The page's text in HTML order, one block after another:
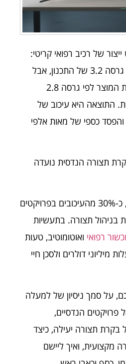
של רכיב רפואי קריטי:
צוות ההנדסה עבד על גרסה 3.2 של התכנון, אבל
מחלקת הייצור יצרה את המוצר לפי גרסה 2.8
התוצאה היא עיכוב של
והפסד כספי של מאות אלפי
תצורה הנדסית נועדה
לפי מחקרים בתעשייה, כ-30% מהעיכובים בפרויקטים
בניהול תצורה. בתעשיות
רפואי ואוטומוטיב, טעות
מיליוני דולרים ולסכן חיי
על סמך ניסיון של למעלה
פרויקטים הנדסיים,
בקרת תצורה יעילה, כיצד
מקצועית, ואיך ליישם